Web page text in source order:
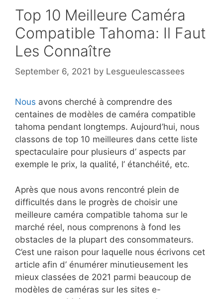
Top 10 Meilleure Caméra
Compatible Tahoma: Il Faut
Les Connaître
September 6, 2021 by Lesgueulescassees
Nous avons cherché à comprendre des
centaines de modèles de caméra compatible
tahoma pendant longtemps. Aujourd’hui, nous
classons de top 10 meilleures dans cette liste
spectaculaire pour plusieurs d’ aspects par
exemple le prix, la qualité, l’ étanchéité, etc.
Après que nous avons rencontré plein de
difficultés dans le progrès de choisir une
meilleure caméra compatible tahoma sur le
marché réel, nous comprenons à fond les
obstacles de la plupart des consommateurs.
C’est une raison pour laquelle nous écrivons cet
article afin d’ énumérer minutieusement les
mieux classées de 2021 parmi beaucoup de
modèles de caméras sur les sites e-